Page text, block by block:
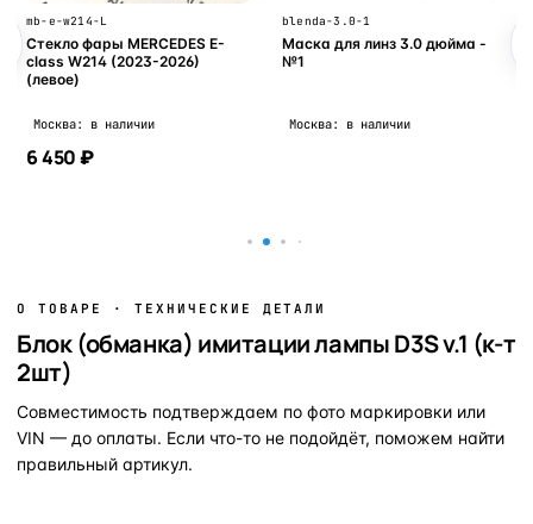
mb-e-w214-L
Стекло фары MERCEDES E-
class W214 (2023-2026)
(левое)
Москва: в наличии
6 450 ₽
blenda-3.0-1
Маска для линз 3.0 дюйма -
№1
Москва: в наличии
О ТОВАРЕ · ТЕХНИЧЕСКИЕ ДЕТАЛИ
Блок (обманка) имитации лампы D3S v.1 (к-т
2шт)
Совместимость подтверждаем по фото маркировки или
VIN — до оплаты. Если что-то не подойдёт, поможем найти
правильный артикул.